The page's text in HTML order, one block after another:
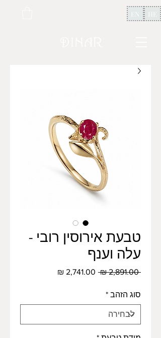
EN HE
טבעת אירוסין רובי -
עלה וענף
‏2,891.00 ‏₪
מחיר
סוג הזהב *